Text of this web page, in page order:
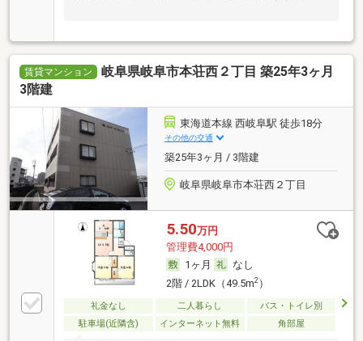
賃貸マンション
岐阜県岐阜市本荘西２丁目 築25年3ヶ月
3階建
東海道本線 西岐阜駅 徒歩18分
その他の交通
築25年3ヶ月 / 3階建
岐阜県岐阜市本荘西２丁目
5.50万円
管理費4,000円
1ヶ月
なし
2階 / 2LDK（49.5m2）
礼金なし 二人暮らし
バス・トイレ別
駐車場(近隣含)
インターネット無料 角部屋